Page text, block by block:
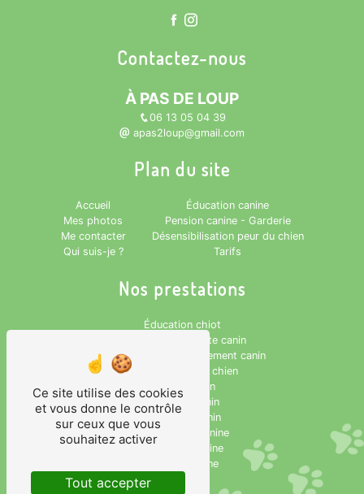
Contactez-nous
À PAS DE LOUP
06 13 05 04 39
apas2loup@gmail.com
Plan du site
Accueil
Mes photos
Me contacter
Qui suis-je ?
Éducation canine
Pension canine - Garderie
Désensibilisation peur du chien
Tarifs
Nos prestations
Éducation chiot
Comportementaliste canin
Conseiller en comportement canin
Désensibilisation chien
Peur du chien
Dressage canin
Éducateur canin
Rééducation canine
Éducation canine
Pension canine
Ce site utilise des cookies
et vous donne le contrôle
sur ceux que vous
souhaitez activer
Tout accepter